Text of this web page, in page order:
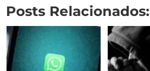
Posts Relacionados: